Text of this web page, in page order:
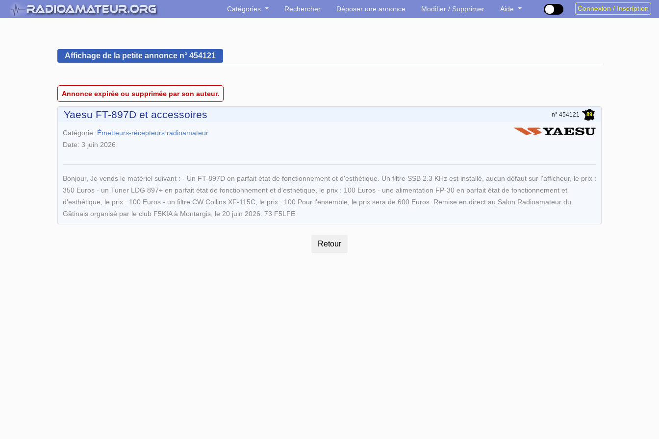
Catégories Rechercher Déposer une annonce Modifier / Supprimer Aide Connexion / Inscription
Affichage de la petite annonce n° 454121
Annonce expirée ou supprimée par son auteur.
Yaesu FT-897D et accessoires n° 454121 89
Catégorie: Émetteurs-récepteurs radioamateur
Date: 3 juin 2026
Bonjour, Je vends le matériel suivant : - Un FT-897D en parfait état de fonctionnement et d'esthétique. Un filtre SSB 2.3 KHz est installé, aucun défaut sur l'afficheur, le prix :
350 Euros - un Tuner LDG 897+ en parfait état de fonctionnement et d'esthétique, le prix : 100 Euros - une alimentation FP-30 en parfait état de fonctionnement et
d'esthétique, le prix : 100 Euros - un filtre CW Collins XF-115C, le prix : 100 Pour l'ensemble, le prix sera de 600 Euros. Remise en direct au Salon Radioamateur du
Gâtinais organisé par le club F5KIA à Montargis, le 20 juin 2026. 73 F5LFE